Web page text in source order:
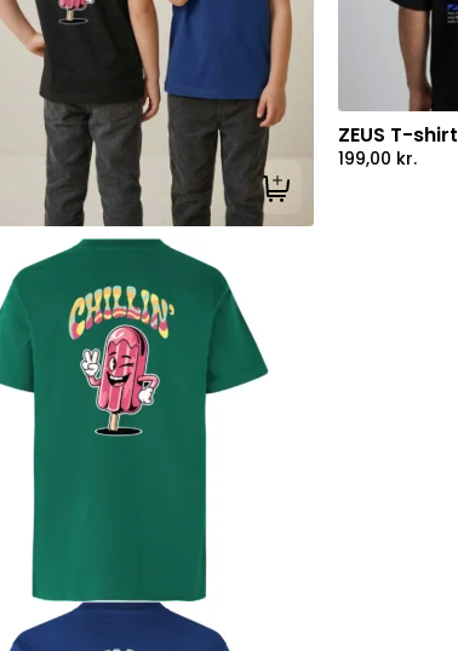
Tilføj til kurv
ZEUS T-shirt
199,00 kr.